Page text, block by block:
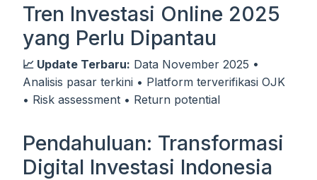
Tren Investasi Online 2025
yang Perlu Dipantau
📈 Update Terbaru: Data November 2025 •
Analisis pasar terkini • Platform terverifikasi OJK
• Risk assessment • Return potential
Pendahuluan: Transformasi
Digital Investasi Indonesia